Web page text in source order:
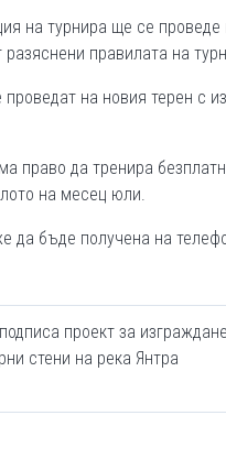
на турнира ще се
правилата на
на новия терен с
право да тренира
на месец юли.
да бъде получена на
проект за
стени на река Янтра